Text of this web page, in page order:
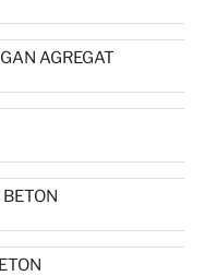
AGREGAT